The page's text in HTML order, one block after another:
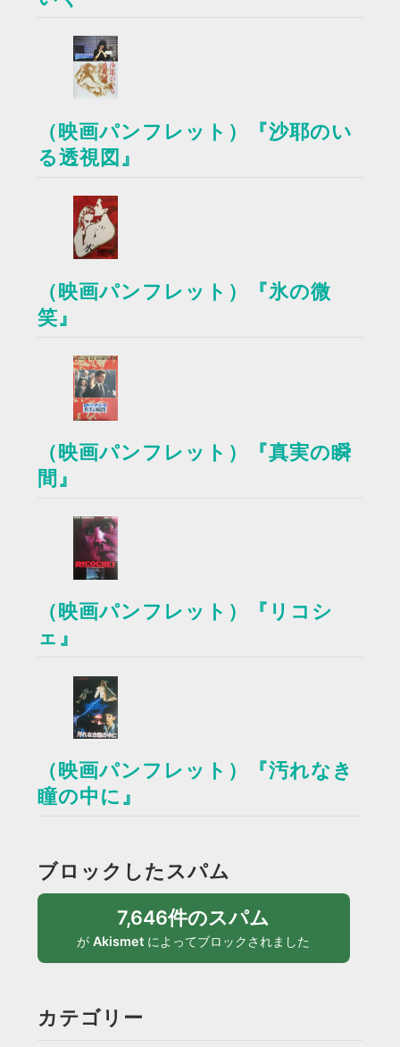
（映画パンフレット）『沙耶のい
る透視図』
（映画パンフレット）『氷の微
笑』
（映画パンフレット）『真実の瞬
間』
（映画パンフレット）『リコシ
ェ』
（映画パンフレット）『汚れなき
瞳の中に』
ブロックしたスパム
7,646件のスパム
がAkismet によってブロックされました
カテゴリー